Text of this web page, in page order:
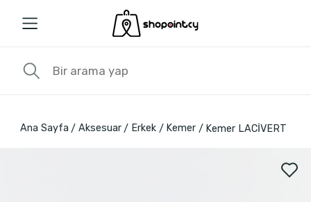
Ana Sayfa Aksesuar Erkek Kemer Kemer LACİVERT